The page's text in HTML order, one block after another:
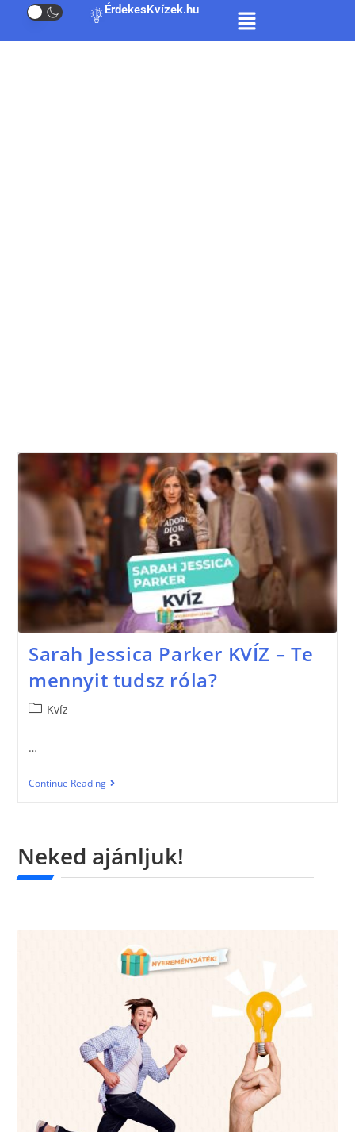
ÉrdekesKvízek.hu
Sarah Jessica Parker KVÍZ – Te
mennyit tudsz róla?
Kvíz
…
Continue Reading
Neked ajánljuk!